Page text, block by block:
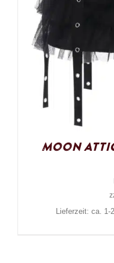
Moon
Lieferzeit: ca. 1-